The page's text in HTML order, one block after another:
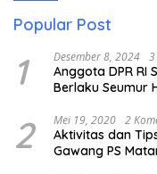
Popular Post
1 Desember 8, 2024
Anggota DPR RI
Berlaku Seumur
2 Mei 19, 2020 2
Aktivitas dan
Gawang PS